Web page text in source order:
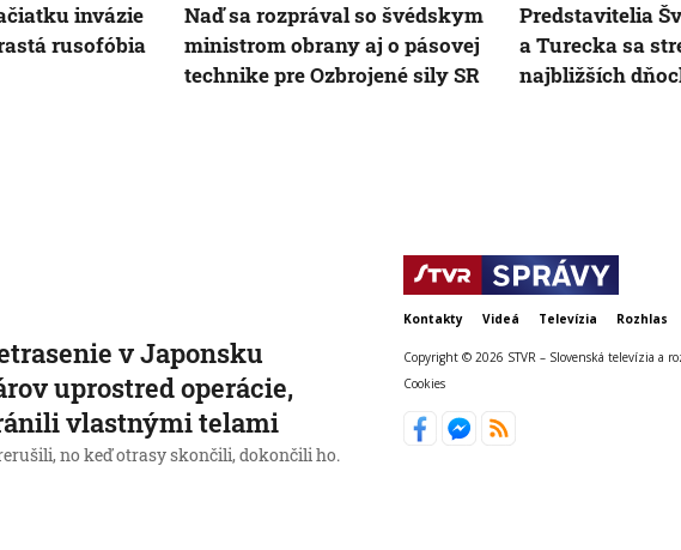
invázie
rusofóbia
Naď sa rozprával so švédskym
ministrom obrany aj o pásovej
technike pre Ozbrojené sily SR
Predstavitelia
a Turecka sa
najbližších
v Japonsku
uprostred operácie,
vlastnými telami
no keď otrasy skončili, dokončili ho.
Kontakty Videá Televízia Rozhlas
Copyright © 2026 STVR – Slovenská televízia a
Cookies